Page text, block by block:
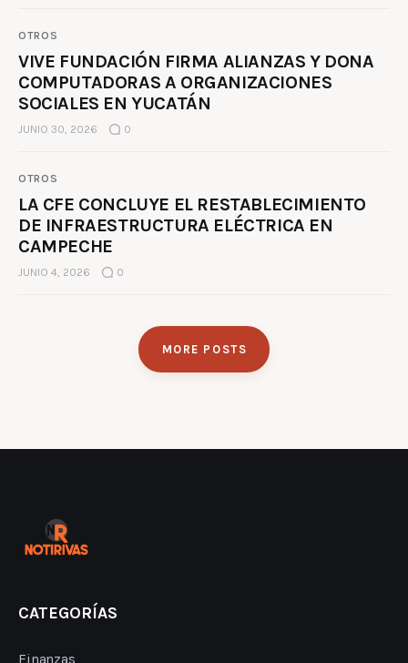
OTROS
VIVE FUNDACIÓN FIRMA ALIANZAS Y DONA
COMPUTADORAS A ORGANIZACIONES
SOCIALES EN YUCATÁN
JUNIO 30, 2026 0
OTROS
LA CFE CONCLUYE EL RESTABLECIMIENTO
DE INFRAESTRUCTURA ELÉCTRICA EN
CAMPECHE
JUNIO 4, 2026 0
MORE POSTS
CATEGORÍAS
Finanzas